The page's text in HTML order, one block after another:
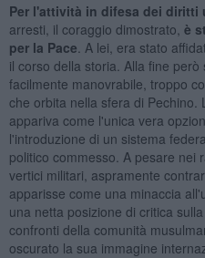
Per l'attività in difesa dei diritti
arresti, il coraggio dimostrato, è
per la Pace . A lei, era stato
il corso della storia. Alla fine
facilmente manovrabile, troppo
che orbita nella sfera di
appariva come l'unica vera
l'introduzione di un sistema
politico commesso. A pesare nei
vertici militari, aspramente
apparisse come una minaccia
una netta posizione di critica
confronti della comunità
oscurato la sua immagine